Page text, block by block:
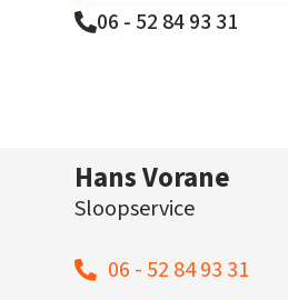
06 - 52 84 93 31
Hans Vorane
Sloopservice
06 - 52 84 93 31